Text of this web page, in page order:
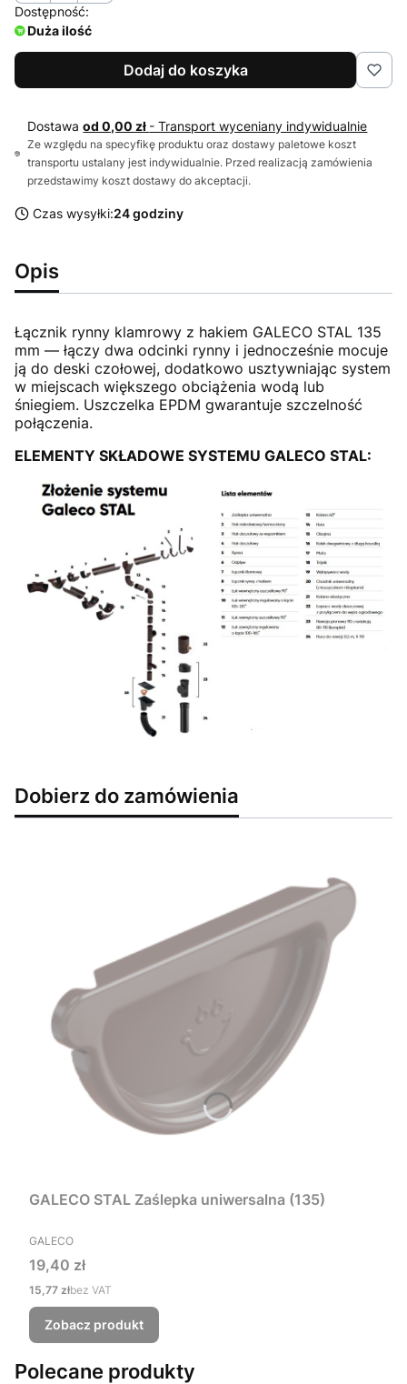
Dostępność:
Duża ilość
Dodaj do koszyka
Dostawaod 0,00 zł - Transport wyceniany indywidualnie
Ze względu na specyfikę produktu oraz dostawy paletowe koszt
transportu ustalany jest indywidualnie. Przed realizacją zamówienia
przedstawimy koszt dostawy do akceptacji.
Czas wysyłki:24 godziny
Opis
Łącznik rynny klamrowy z hakiem GALECO STAL 135
mm — łączy dwa odcinki rynny i jednocześnie mocuje
ją do deski czołowej, dodatkowo usztywniając system
w miejscach większego obciążenia wodą lub
śniegiem. Uszczelka EPDM gwarantuje szczelność
połączenia.
ELEMENTY SKŁADOWE SYSTEMU GALECO STAL:
Dobierz do zamówienia
GALECO STAL Zaślepka uniwersalna (135)
PRODUCENT
GALECO
Cena
19,40 zł
Cena
15,77 złbez VAT
Zobacz produkt
Polecane produkty